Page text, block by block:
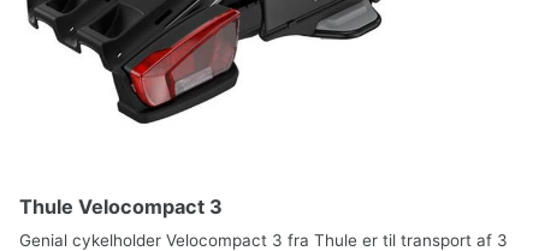
Thule Velocompact 3
Genial cykelholder Velocompact 3 fra Thule er til transport af 3